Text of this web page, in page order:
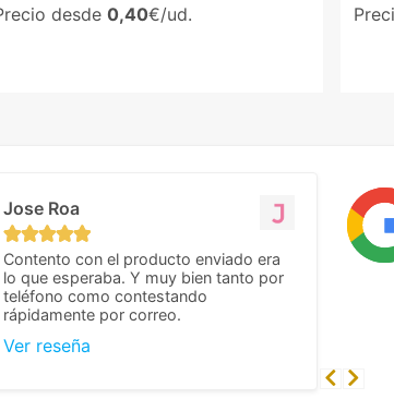
desde 0,40€/ud.
Jose Roa
Contento con el producto enviado era
lo que esperaba. Y muy bien tanto por
teléfono como contestando
rápidamente por correo.
Ver reseña
Previous
Next